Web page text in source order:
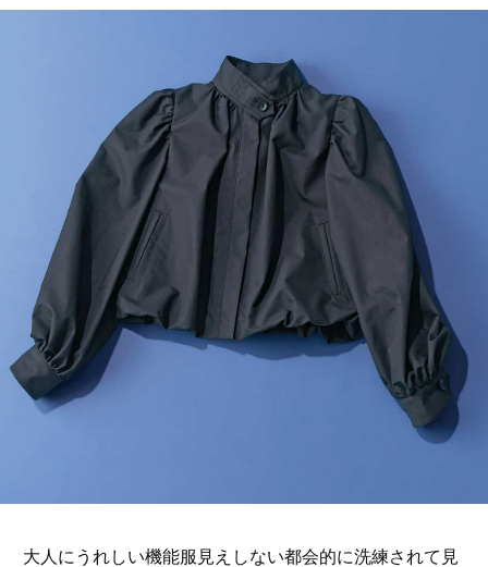
大人にうれしい機能服見えしない都会的に洗練されて見